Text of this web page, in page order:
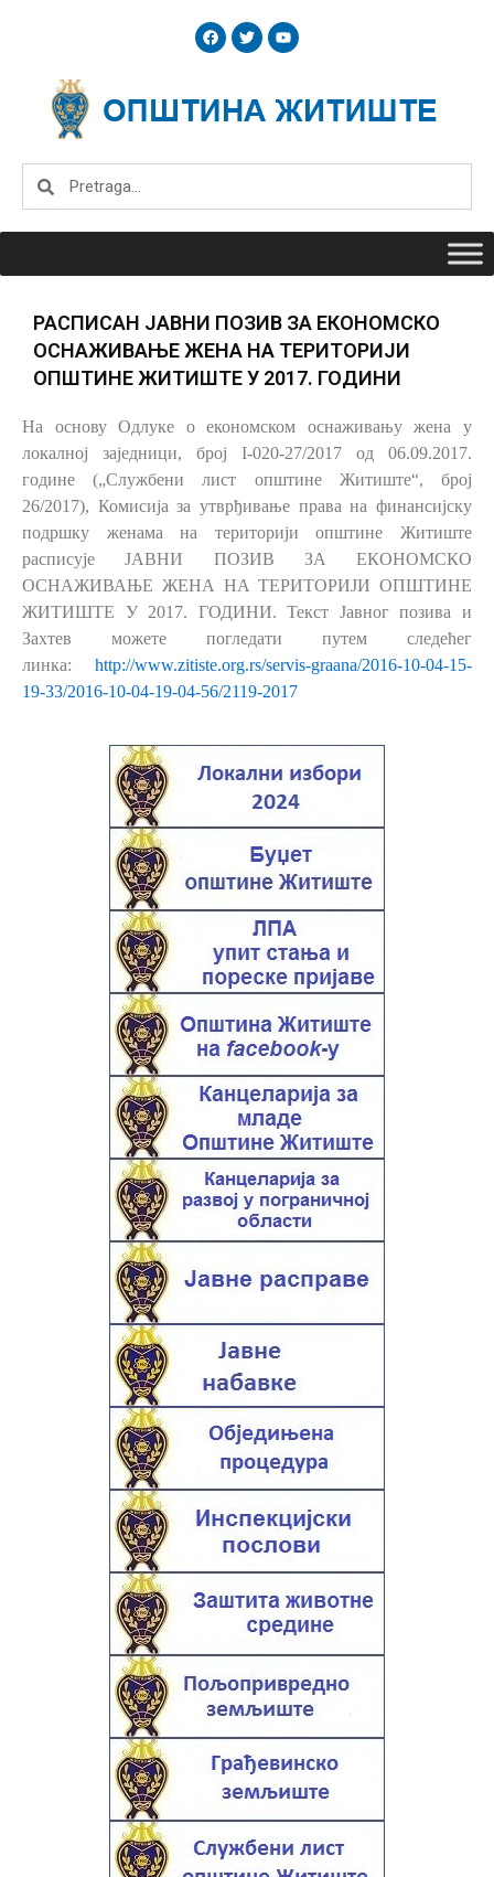
F
a
c
o
o
T
w
i
e
r
Y
o
u
b
e
Search
РАСПИСАН ЈАВНИ ПОЗИВ ЗА ЕКОНОМСКО
ОСНАЖИВАЊЕ ЖЕНА НА ТЕРИТОРИЈИ
ОПШТИНЕ ЖИТИШТЕ У 2017. ГОДИНИ
На основу Одлуке о економском оснаживању жена у
локалној заједници, број I-020-27/2017 од 06.09.2017.
године („Службени лист општине Житиште“, број
26/2017), Комисија за утврђивање права на финансијску
подршку женама на територији општине Житиште
расписује ЈАВНИ ПОЗИВ ЗА ЕКОНОМСКО
ОСНАЖИВАЊЕ ЖЕНА НА ТЕРИТОРИЈИ ОПШТИНЕ
ЖИТИШТЕ У 2017. ГОДИНИ. Текст Јавног позива и
Захтев можете погледати путем следећег
линка: http://www.zitiste.org.rs/servis-graana/2016-10-04-15-
19-33/2016-10-04-19-04-56/2119-2017